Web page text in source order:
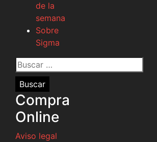
de la
semana
Sobre
Sigma
Buscar
por:
Compra
Online
Aviso legal